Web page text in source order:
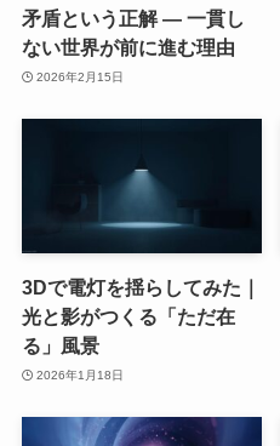
矛盾という正解 ― 一貫し
ない世界が前に進む理由
2026年2月15日
3Dで電灯を揺らしてみた｜
光と影がつくる「ただ在
る」風景
2026年1月18日